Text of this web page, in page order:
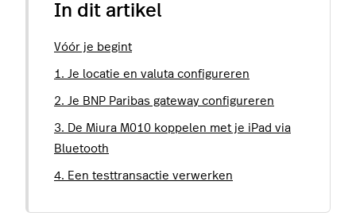
In dit artikel
Vóór je begint
1. Je locatie en valuta configureren
2. Je BNP Paribas gateway configureren
3. De Miura M010 koppelen met je iPad via
Bluetooth
4. Een testtransactie verwerken